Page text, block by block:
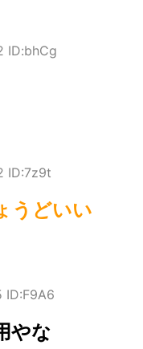
ID:bhCg
ID:7z9t
うどいい
ID:F9A6
やな